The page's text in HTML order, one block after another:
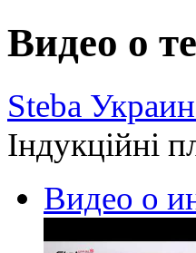
Видео о
Steba
Індукційні
Видео о